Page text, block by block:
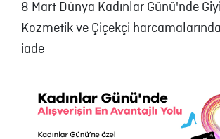
8 Mart Dünya Kadınlar Günü'nde
Kozmetik ve Çiçekçi
iade